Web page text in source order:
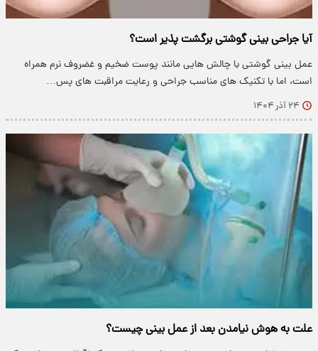
آیا جراحی بینی گوشتی برگشت پذیر است؟
عمل بینی گوشتی با چالش هایی مانند پوست ضخیم و غضروف نرم همراه
است، اما با تکنیک های مناسب جراحی و رعایت مراقبت های پس…
۲۴ آذر ۱۴۰۴
علت به هوش نیامدن بعد از عمل بینی چیست؟